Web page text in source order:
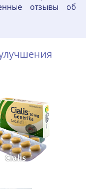
отзывы об
Cialis